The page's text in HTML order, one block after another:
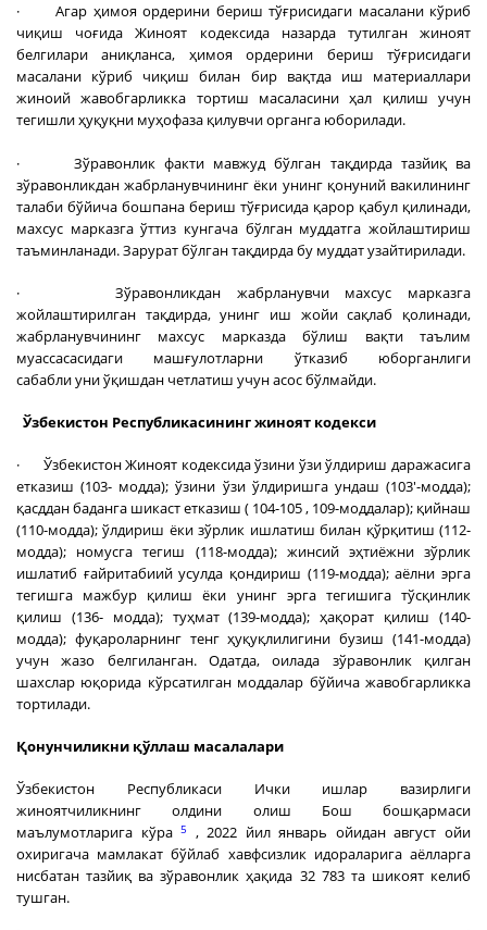
· Агар ҳимоя ордерини бериш тўғрисидаги масалани кўриб
чиқиш чоғида Жиноят кодексида назарда тутилган жиноят
белгилари аниқланса, ҳимоя ордерини бериш тўғрисидаги
масалани кўриб чиқиш билан бир вақтда иш материаллари
жиноий жавобгарликка тортиш масаласини ҳал қилиш учун
тегишли ҳуқуқни муҳофаза қилувчи органга юборилади.
· Зўравонлик факти мавжуд бўлган тақдирда тазйиқ ва
зўравонликдан жабрланувчининг ёки унинг қонуний вакилининг
талаби бўйича бошпана бериш тўғрисида қарор қабул қилинади,
махсус марказга ўттиз кунгача бўлган муддатга жойлаштириш
таъминланади. Зарурат бўлган тақдирда бу муддат узайтирилади.
· Зўравонликдан жабрланувчи махсус марказга
жойлаштирилган тақдирда, унинг иш жойи сақлаб қолинади,
жабрланувчининг махсус марказда бўлиш вақти таълим
муассасасидаги машғулотларни ўтказиб юборганлиги
сабабли уни ўқишдан четлатиш учун асос бўлмайди.
Ўзбекистон Республикасининг жиноят кодекси
· Ўзбекистон Жиноят кодексида ўзини ўзи ўлдириш даражасига
етказиш (103- модда); ўзини ўзи ўлдиришга ундаш (103'-модда);
қасддан баданга шикаст етказиш ( 104-105 , 109-моддалар); қийнаш
(110-модда); ўлдириш ёки зўрлик ишлатиш билан қўрқитиш (112-
модда); номусга тегиш (118-модда); жинсий эҳтиёжни зўрлик
ишлатиб ғайритабиий усулда қондириш (119-модда); аёлни эрга
тегишга мажбур қилиш ёки унинг эрга тегишига тўсқинлик
қилиш (136- модда); туҳмат (139-модда); ҳақорат қилиш (140-
модда); фуқароларнинг тенг ҳуқуқлилигини бузиш (141-модда)
учун жазо белгиланган. Одатда, оилада зўравонлик қилган
шахслар юқорида кўрсатилган моддалар бўйича жавобгарликка
тортилади.
Қонунчиликни қўллаш масалалари
Ўзбекистон Республикаси Ички ишлар вазирлиги
жиноятчиликнинг олдини олиш Бош бошқармаси
маълумотларига кўра5
, 2022 йил январь ойидан август ойи
охиригача мамлакат бўйлаб хавфсизлик идораларига аёлларга
нисбатан тазйиқ ва зўравонлик ҳақида 32 783 та шикоят келиб
тушган.